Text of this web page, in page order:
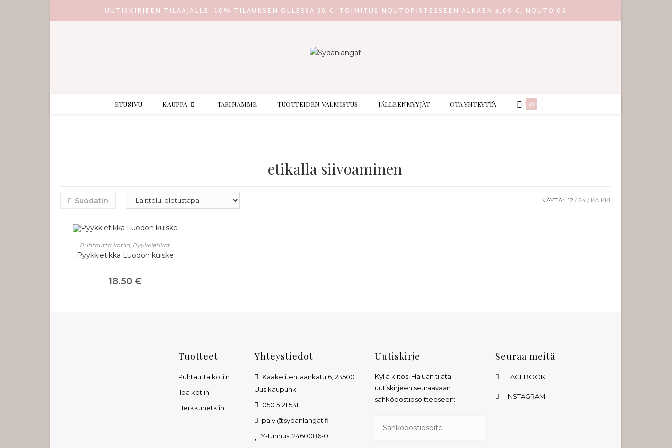
UUTISKIRJEEN TILAAJALLE -10% TILAUKSEN OLLESSA 30 €. TOIMITUS NOUTOPISTEESEEN ALKAEN 6,00 €, NOUTO 0€
ETUSIVU KAUPPA TARINAMME TUOTTEIDEN VALMISTUS JÄLLEENMYYJÄT OTA YHTEYTTÄ 0
etikalla siivoaminen
Suodatin NÄYTÄ: 12 24 KAIKKI
LISÄÄ OSTOSKORIIN
Puhtautta kotiin, Pyykkietikat
Pyykkietikka Luodon kuiske
18.50 €
Tuotteet
Puhtautta kotiin
Iloa kotiin
Herkkuhetkiin
Yhteystiedot
Kaakelitehtaankatu 6, 23500
Uusikaupunki
050 5121 531
paivi@sydanlangat.fi
Y-tunnus: 2460086-0
Uutiskirje
Kyllä kiitos! Haluan tilata
uutiskirjeen seuraavaan
sähköpostiosoitteeseen:
Seuraa meitä
FACEBOOK
INSTAGRAM